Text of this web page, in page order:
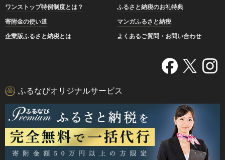
ワンストップ特例制度とは？
ふるさと納税のお礼特典
寄附金の使い道
マンガふるさと納税
企業版ふるさと納税とは
よくあるご質問・お問い合わせ
ふるなびオリジナルサービス